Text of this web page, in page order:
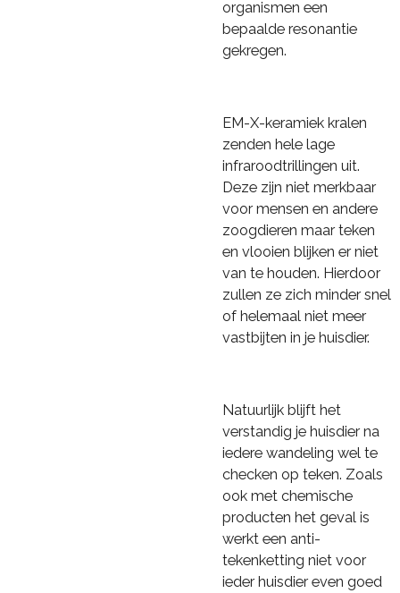
organismen een
bepaalde resonantie
gekregen.
EM-X-keramiek kralen
zenden hele lage
infraroodtrillingen uit.
Deze zijn niet merkbaar
voor mensen en andere
zoogdieren maar teken
en vlooien blijken er niet
van te houden. Hierdoor
zullen ze zich minder snel
of helemaal niet meer
vastbijten in je huisdier.
Natuurlijk blijft het
verstandig je huisdier na
iedere wandeling wel te
checken op teken. Zoals
ook met chemische
producten het geval is
werkt een anti-
tekenketting niet voor
ieder huisdier even goed